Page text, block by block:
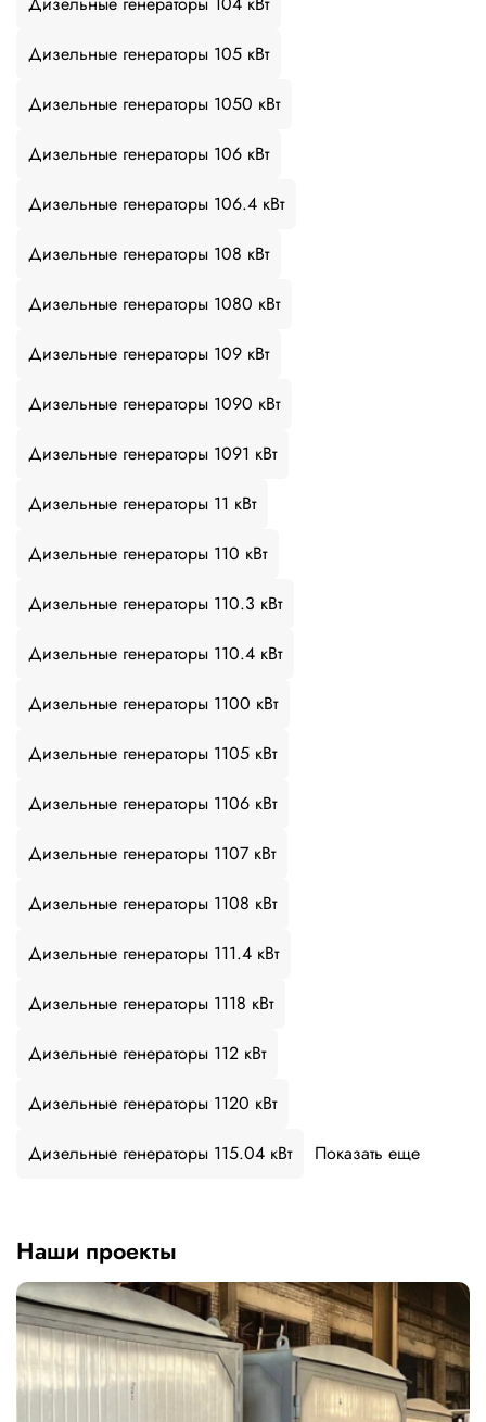
Дизельные генераторы 105 кВт
Дизельные генераторы 1050 кВт
Дизельные генераторы 106 кВт
Дизельные генераторы 106.4 кВт
Дизельные генераторы 108 кВт
Дизельные генераторы 1080 кВт
Дизельные генераторы 109 кВт
Дизельные генераторы 1090 кВт
Дизельные генераторы 1091 кВт
Дизельные генераторы 11 кВт
Дизельные генераторы 110 кВт
Дизельные генераторы 110.3 кВт
Дизельные генераторы 110.4 кВт
Дизельные генераторы 1100 кВт
Дизельные генераторы 1105 кВт
Дизельные генераторы 1106 кВт
Дизельные генераторы 1107 кВт
Дизельные генераторы 1108 кВт
Дизельные генераторы 111.4 кВт
Дизельные генераторы 1118 кВт
Дизельные генераторы 112 кВт
Дизельные генераторы 1120 кВт
Дизельные генераторы 115.04 кВт
Показать еще
Наши проекты